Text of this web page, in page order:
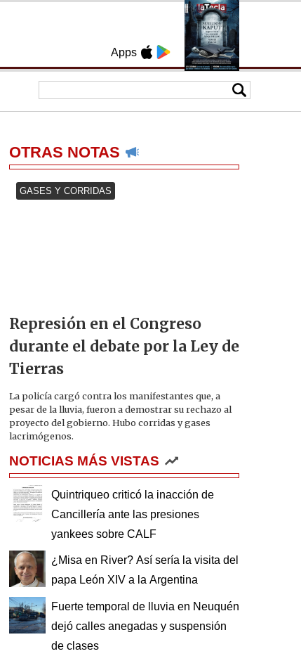
Apps
OTRAS NOTAS
GASES Y CORRIDAS
Represión en el Congreso
durante el debate por la Ley de
Tierras
La policía cargó contra los manifestantes que, a
pesar de la lluvia, fueron a demostrar su rechazo al
proyecto del gobierno. Hubo corridas y gases
lacrimógenos.
NOTICIAS MÁS VISTAS
Quintriqueo criticó la inacción de
Cancillería ante las presiones
yankees sobre CALF
¿Misa en River? Así sería la visita del
papa León XIV a la Argentina
Fuerte temporal de lluvia en Neuquén
dejó calles anegadas y suspensión
de clases